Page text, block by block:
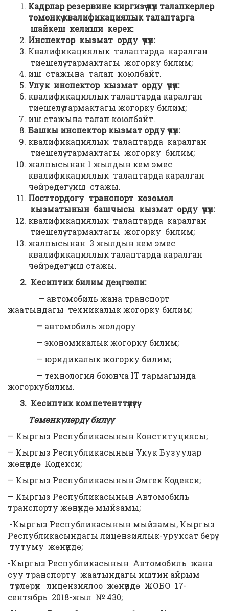
Кадрлар резервине киргизүү үчүн талапкерлер
төмөнкү квалификациялык талаптарга
шайкеш келиши керек:
Инспектор кызмат орду үчүн:
Квалификациялык талаптарда каралган
тиешелүү тармактагы жогорку билим;
иш стажына талап коюлбайт.
Улук инспектор кызмат орду үчүн:
квалификациялык талаптарда каралган
тиешелүү тармактагы жогорку билим;
иш стажына талап коюлбайт.
Башкы инспектор кызмат орду үчүн:
квалификациялык талаптарда каралган
тиешелүү тармактагы жогорку билим;
жалпысынан 1 жылдын кем эмес
квалификациялык талаптарда каралган
чөйрөдөгү иш стажы.
Посттордогу транспорт көзөмөл
кызматынын башчысы кызмат орду үчүн:
квалификациялык талаптарда каралган
тиешелүү тармактагы жогорку билим;
жалпысынан 3 жылдын кем эмес
квалификациялык талаптарда каралган
чөйрөдөгү иш стажы.
2. Кесиптик билим деңгээли:
— автомобиль жана транспорт
жаатындагы техникалык жогорку билим;
— автомобиль жолдору
— экономикалык жогорку билим;
— юридикалык жогорку билим;
— технология боюнча IT тармагында
жогоркубилим.
3. Кесиптик компетенттүүлүгү:
Төмөнкүлөрдү билүү
— Кыргыз Республикасынын Конституциясы;
— Кыргыз Республикасынын Укук Бузуулар
жөнүндө Кодекси;
— Кыргыз Республикасынын Эмгек Кодекси;
— Кыргыз Республикасынын Автомобиль
транспорту жөнүндө мыйзамы;
-Кыргыз Республикасынын мыйзамы, Кыргыз
Республикасындагы лицензиялык-уруксат берүү
тутуму жөнүндө;
-Кыргыз Республикасынын Автомобиль жана
суу транспорту жаатындагы иштин айрым
түрлөрүн лицензиялоо жөнүндө ЖОБО 17-
сентябрь 2018-жыл № 430;